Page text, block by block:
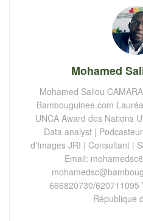
Mohamed
Mohamed Saliou
Bambouguinee.com
UNCA Award des Nations
Data analyst |
d'Images JRI | Consultant |
Email:
666820730/620711095
République